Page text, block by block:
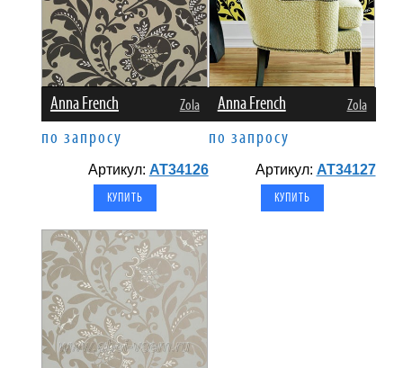
Anna French Zola
по запросу
Артикул: AT34126
Anna French Zola
по запросу
Артикул: AT34127